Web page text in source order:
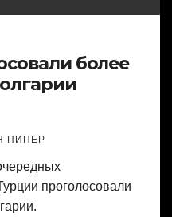
более
ПИПЕР
проголосовали